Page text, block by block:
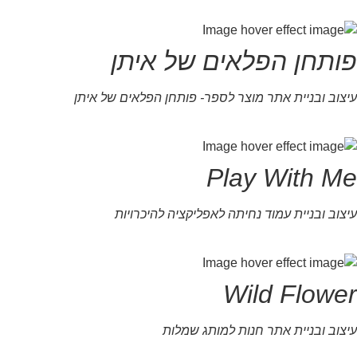
פותחן הפלאים של איתן
עיצוב ובניית אתר מוצר לספר- פותחן הפלאים של איתן
Play With Me
עיצוב ובניית עמוד נחיתה לאפליקציה להיכרויות
Wild Flower
עיצוב ובניית אתר חנות למותג שמלות